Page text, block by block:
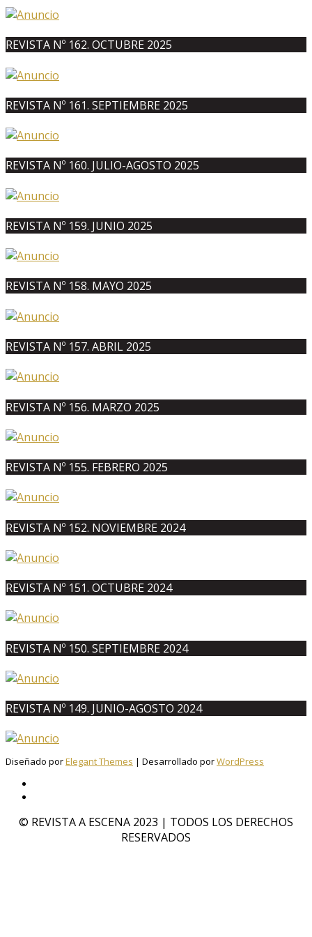
REVISTA Nº 162. OCTUBRE 2025
REVISTA Nº 161. SEPTIEMBRE 2025
REVISTA Nº 160. JULIO-AGOSTO 2025
REVISTA Nº 159. JUNIO 2025
REVISTA Nº 158. MAYO 2025
REVISTA Nº 157. ABRIL 2025
REVISTA Nº 156. MARZO 2025
REVISTA Nº 155. FEBRERO 2025
REVISTA Nº 152. NOVIEMBRE 2024
REVISTA Nº 151. OCTUBRE 2024
REVISTA Nº 150. SEPTIEMBRE 2024
REVISTA Nº 149. JUNIO-AGOSTO 2024
Diseñado porElegant Themes | Desarrollado porWordPress
© REVISTA A ESCENA 2023 | TODOS LOS DERECHOS
RESERVADOS